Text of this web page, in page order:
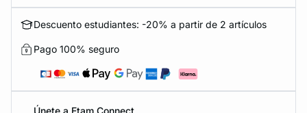
Descuento estudiantes: -20% a partir de 2 artículos
Pago 100% seguro
Únete a Etam Connect